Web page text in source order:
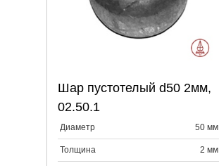
Шар пустотелый d50 2мм,
02.50.1
Диаметр 50 мм
Толщина 2 мм
Выберите количество:
Продолжить